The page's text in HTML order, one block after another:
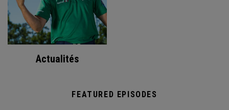
Actualités
FEATURED EPISODES